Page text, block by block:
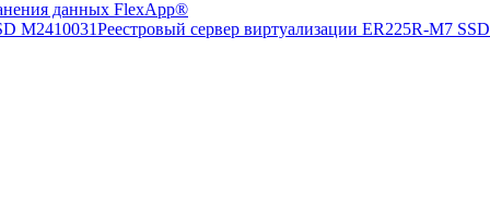
данных FlexApp®
Реестровый сервер виртуализации ER225R-M7